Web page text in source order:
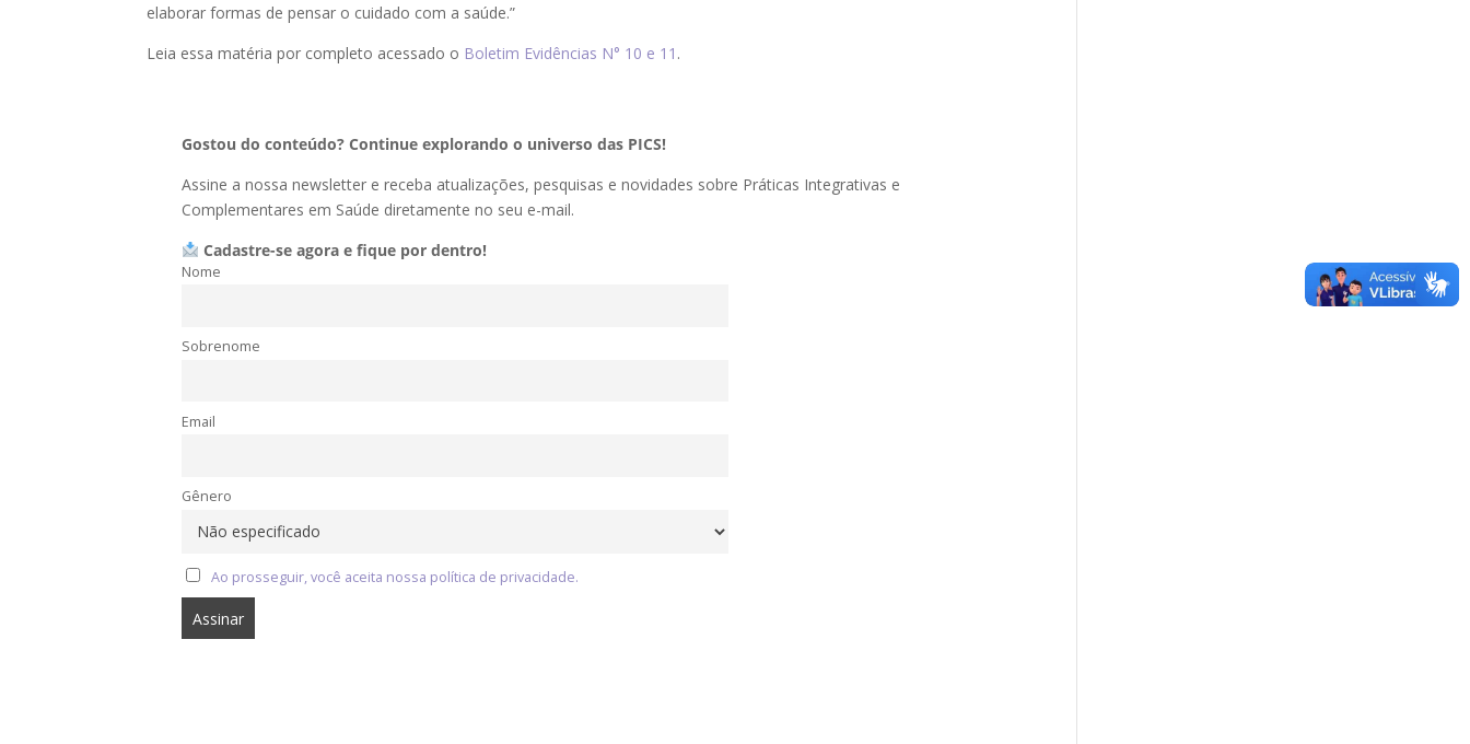
elaborar formas de pensar o cuidado com a saúde.”
Leia essa matéria por completo acessado o Boletim Evidências N° 10 e 11 .
Gostou do conteúdo? Continue explorando o universo das PICS!
Assine a nossa newsletter e receba atualizações, pesquisas e novidades sobre Práticas Integrativas e
Complementares em Saúde diretamente no seu e-mail.
Cadastre-se agora e fique por dentro!
Nome
Sobrenome
Email
Gênero
Ao prosseguir, você aceita nossa política de privacidade.